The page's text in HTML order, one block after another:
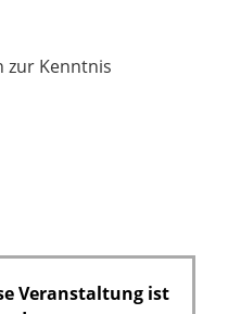
zur Kenntnis
Veranstaltung ist